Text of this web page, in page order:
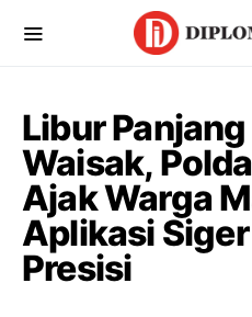
Libur
Waisak,
Ajak Warga
Aplikasi
Presisi